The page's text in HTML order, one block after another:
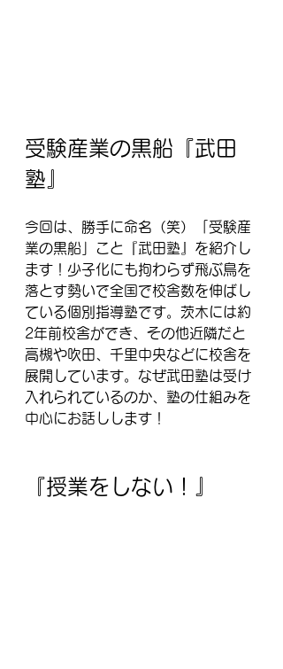
受験産業の黒船『武田
塾』
今回は、勝手に命名（笑）「受験産
業の黒船」こと『武田塾』を紹介し
ます！少子化にも拘わらず飛ぶ鳥を
落とす勢いで全国で校舎数を伸ばし
ている個別指導塾です。茨木には約
2年前校舎ができ、その他近隣だと
高槻や吹田、千里中央などに校舎を
展開しています。なぜ武田塾は受け
入れられているのか、塾の仕組みを
中心にお話しします！
『授業をしない！』